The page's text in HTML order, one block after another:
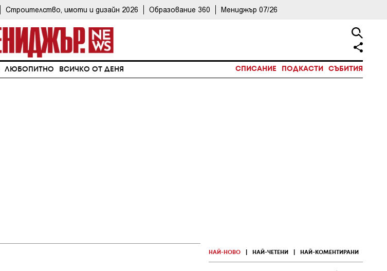
Строителство, имоти и дизайн 2026 Образование 360 Мениджър 07/26
ЛЮБОПИТНО ВСИЧКО ОТ ДЕНЯ СПИСАНИЕ ПОДКАСТИ СЪБИТИЯ
НАЙ-НОВО НАЙ-ЧЕТЕНИ НАЙ-КОМЕНТИРАНИ